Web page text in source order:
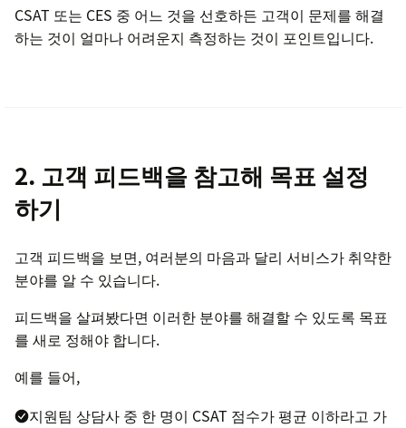
CSAT 또는 CES 중 어느 것을 선호하든 고객이 문제를 해결
하는 것이 얼마나 어려운지 측정하는 것이 포인트입니다.
2. 고객 피드백을 참고해 목표 설정
하기
고객 피드백을 보면, 여러분의 마음과 달리 서비스가 취약한
분야를 알 수 있습니다.
피드백을 살펴봤다면 이러한 분야를 해결할 수 있도록 목표
를 새로 정해야 합니다.
예를 들어,
지원팀 상담사 중 한 명이 CSAT 점수가 평균 이하라고 가